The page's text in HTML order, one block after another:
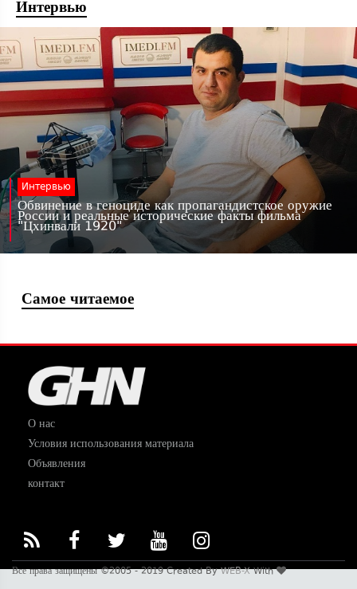
Интервью
Интервью
Обвинение в геноциде как пропагандистское оружие
России и реальные исторические факты фильма
"Цхинвали 1920"
Самое читаемое
О нас
Условия использования материала
Объявления
контакт
Все права защищены ©2005 - 2019 Created ByWEB-XWith